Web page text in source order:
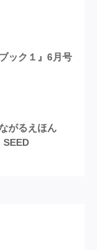
ック１』6月号
がるえほん
SEED